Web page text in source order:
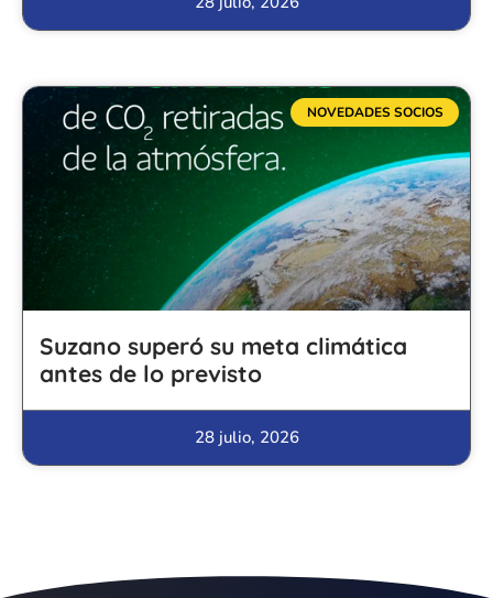
NOVEDADES SOCIOS
Suzano superó su meta climática
antes de lo previsto
28 julio, 2026